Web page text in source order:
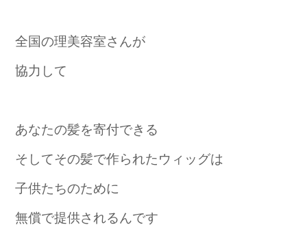
全国の理美容室さんが
協力して
あなたの髪を寄付できる
そしてその髪で作られたウィッグは
子供たちのために
無償で提供されるんです